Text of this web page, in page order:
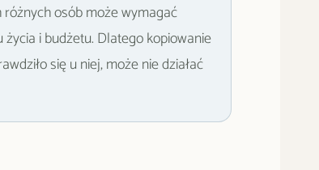
osób może wymagać
i budżetu. Dlatego kopiowanie
się u niej, może nie działać